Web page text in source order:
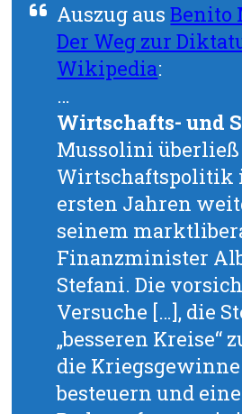
Auszug ausBenito
Der Weg zur
Wikipedia:
…
Wirtschafts- und
Mussolini überließ
Wirtschaftspolitik
ersten Jahren
seinem
Finanzminister
Stefani. Die
Versuche […], die
„besseren Kreise“
die
besteuern und eine